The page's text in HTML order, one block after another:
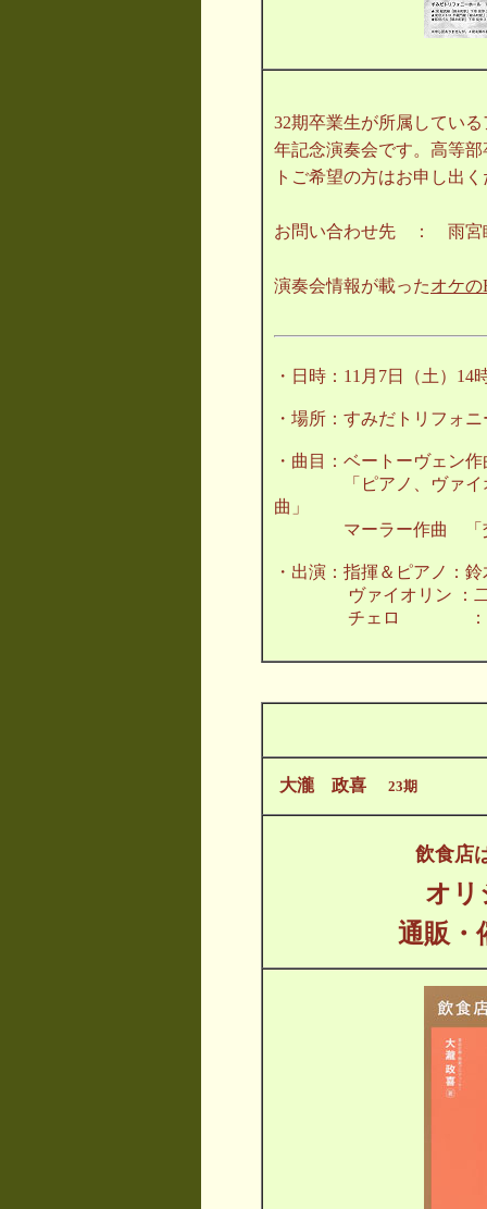
32期卒業生が所属してい
年記念演奏会です。高等
トご希望の方はお申し出
お問い合わせ先 ： 雨宮
演奏会情報が載ったオケの
・日時：11月7日（土）14
・場所：すみだトリフォ
・曲目：ベートーヴェン作
「ピアノ、ヴァイオ
曲」
マーラー作曲 「交
・出演：指揮＆ピアノ：
ヴァイオリン ：二
チェロ ：宮
大瀧 政喜 23期
飲食店
オリ
通販・